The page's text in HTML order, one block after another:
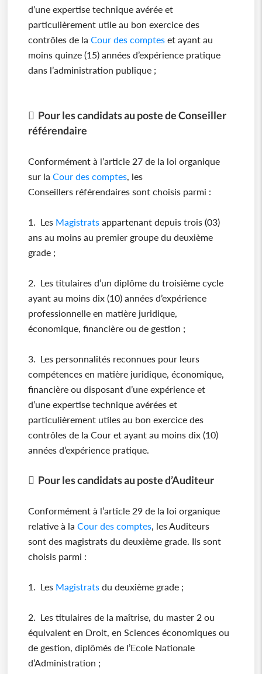
d’une expertise technique avérée et
particulièrement utile au bon exercice des
contrôles de la Cour des compteset ayant au
moins quinze (15) années d’expérience pratique
dans l’administration publique ;
 Pour les candidats au poste de Conseiller
référendaire
Conformément à l’article 27 de la loi organique
sur la Cour des comptes, les
Conseillers référendaires sont choisis parmi :
1. Les Magistratsappartenant depuis trois (03)
ans au moins au premier groupe du deuxième
grade ;
2. Les titulaires d’un diplôme du troisième cycle
ayant au moins dix (10) années d’expérience
professionnelle en matière juridique,
économique, financière ou de gestion ;
3. Les personnalités reconnues pour leurs
compétences en matière juridique, économique,
financière ou disposant d’une expérience et
d’une expertise technique avérées et
particulièrement utiles au bon exercice des
contrôles de la Cour et ayant au moins dix (10)
années d’expérience pratique.
 Pour les candidats au poste d’Auditeur
Conformément à l’article 29 de la loi organique
relative à la Cour des comptes, les Auditeurs
sont des magistrats du deuxième grade. Ils sont
choisis parmi :
1. Les Magistratsdu deuxième grade ;
2. Les titulaires de la maîtrise, du master 2 ou
équivalent en Droit, en Sciences économiques ou
de gestion, diplômés de l’Ecole Nationale
d’Administration ;